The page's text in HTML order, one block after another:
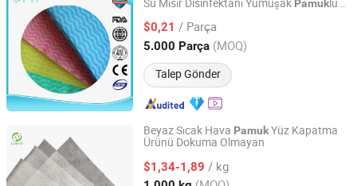
Su Mısır Disinfektanı Yumuşak Pamuklu
ile
$0,21 / Parça
5.000 Parça (MOQ)
Talep Gönder
Hangzhou Special Nonwovens Co., Ltd.
Zhejiang, China Fiyat 2010
Beyaz Sıcak Hava PamukYüz Kapatma
Ürünü Dokuma Olmayan
$1,34-1,89 / kg
SUNSHINE NONWOVEN FABRIC CO.,LTD QUANZHOU